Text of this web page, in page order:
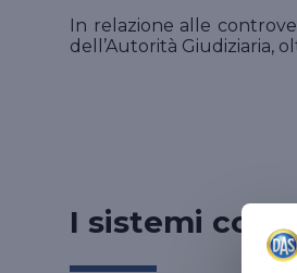
In relazione alle
dell’Autorità Giudiziaria,
I sistemi